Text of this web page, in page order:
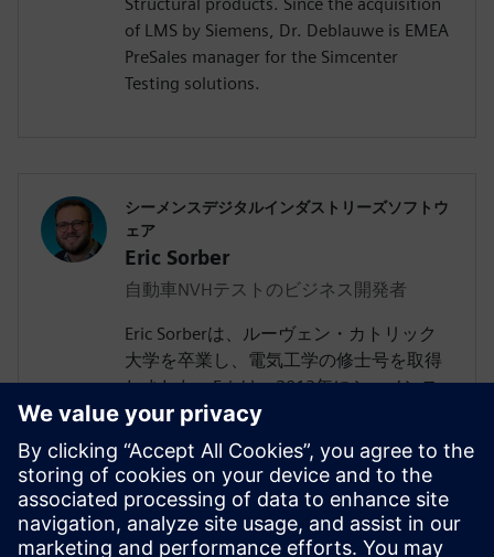
of LMS by Siemens, Dr. Deblauwe is EMEA
PreSales manager for the Simcenter
Testing solutions.
シーメンスデジタルインダストリーズソフトウ
ェア
Eric Sorber
自動車NVHテストのビジネス開発者
Eric Sorberは、ルーヴェン・カトリック
大学を卒業し、電気工学の修士号を取得
しました。Ericは、2013年にシーメンス
に入社して以来、騒音振動テストで10年
の経験があります。現在、Ericはビジネス
開発チームの一員として、コンポーネン
トベースの伝達経路解析と仮想プロトタ
イプを使用したNVH予測というテーマに
専念しています。前職では、アプリケー